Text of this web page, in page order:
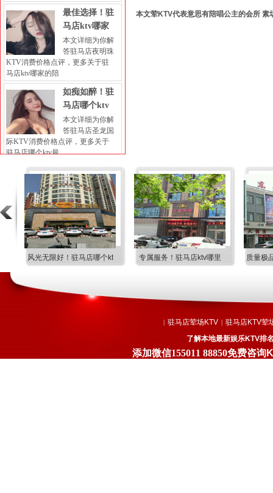
本文荤KTV代表意思有陪唱公主的会所
风光无限好！驻马店哪个kt 专属服务！驻马店ktv哪里 质量极
最佳选择！驻
马店ktv哪家
本文详细为你解
答驻马店夜明珠
KTV消费价格点评，更多关于驻
马店ktv哪家的陪
如痴如醉！驻
马店哪个ktv
本文详细为你解
答驻马店圣龙国
际KTV消费价格点评，更多关于
驻马店哪个ktv最
| 驻马店荤场KTV | 驻马店KTV荤
了解本地最新娱乐KTV排
添加微信155011 88850免费咨询